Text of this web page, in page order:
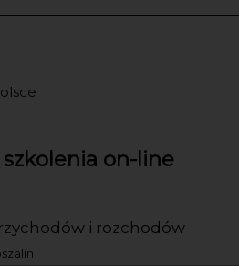
szkolenia on-line
i rozchodów